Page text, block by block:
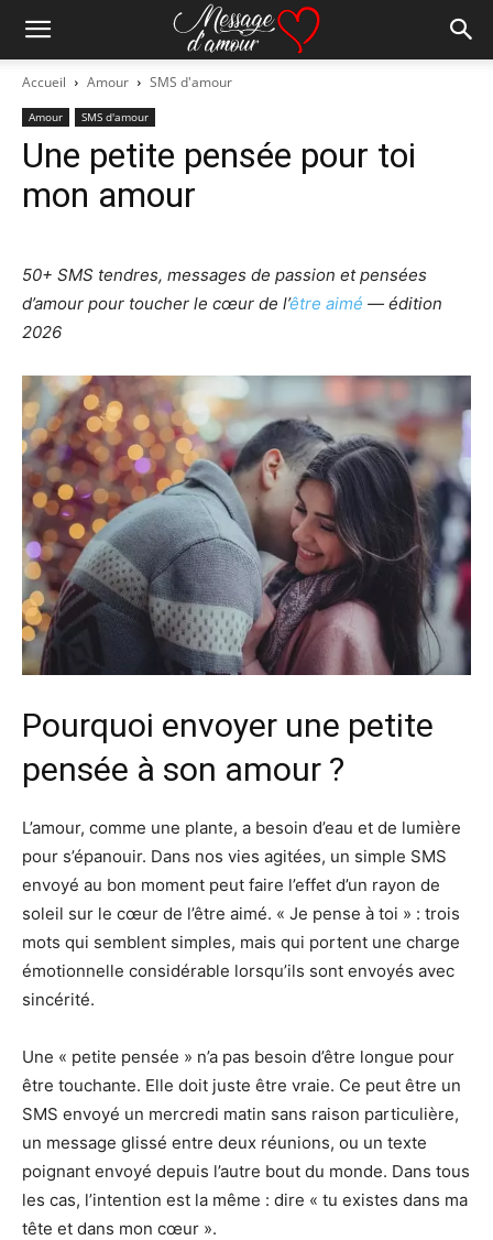
Accueil Amour SMS d'amour
Amour SMS d'amour
Une petite pensée pour toi
mon amour
50+ SMS tendres, messages de passion et pensées
d’amour pour toucher le cœur de l’être aimé — édition
2026
Pourquoi envoyer une petite
pensée à son amour ?
L’amour, comme une plante, a besoin d’eau et de lumière
pour s’épanouir. Dans nos vies agitées, un simple SMS
envoyé au bon moment peut faire l’effet d’un rayon de
soleil sur le cœur de l’être aimé. « Je pense à toi » : trois
mots qui semblent simples, mais qui portent une charge
émotionnelle considérable lorsqu’ils sont envoyés avec
sincérité.
Une « petite pensée » n’a pas besoin d’être longue pour
être touchante. Elle doit juste être vraie. Ce peut être un
SMS envoyé un mercredi matin sans raison particulière,
un message glissé entre deux réunions, ou un texte
poignant envoyé depuis l’autre bout du monde. Dans tous
les cas, l’intention est la même : dire « tu existes dans ma
tête et dans mon cœur ».